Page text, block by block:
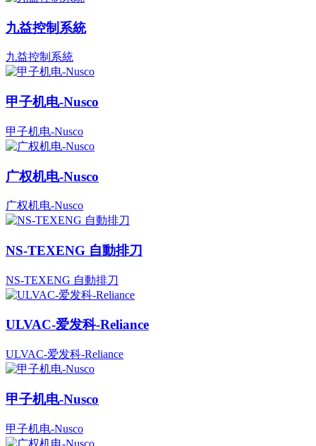
九益控制系統
九益控制系統
甲子机电-Nusco
甲子机电-Nusco
广权机电-Nusco
广权机电-Nusco
NS-TEXENG 自動排刀
NS-TEXENG 自動排刀
ULVAC-爱发科-Reliance
ULVAC-爱发科-Reliance
甲子机电-Nusco
甲子机电-Nusco